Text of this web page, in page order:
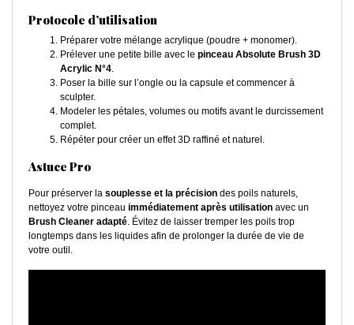
Protocole d’utilisation
Préparer votre mélange acrylique (poudre + monomer).
Prélever une petite bille avec le pinceau Absolute Brush 3D
Acrylic N°4.
Poser la bille sur l’ongle ou la capsule et commencer à
sculpter.
Modeler les pétales, volumes ou motifs avant le durcissement
complet.
Répéter pour créer un effet 3D raffiné et naturel.
Astuce Pro
Pour préserver la souplesse et la précision des poils naturels,
nettoyez votre pinceau immédiatement après utilisation avec un
Brush Cleaner adapté. Évitez de laisser tremper les poils trop
longtemps dans les liquides afin de prolonger la durée de vie de
votre outil.